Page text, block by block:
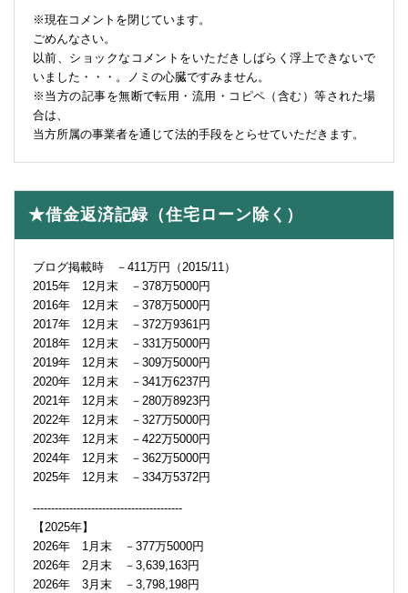
※現在コメントを閉じています。
ごめんなさい。
以前、ショックなコメントをいただきしばらく浮上できないで
いました・・・。ノミの心臓ですみません。
※当方の記事を無断で転用・流用・コピペ（含む）等された場
合は、
当方所属の事業者を通じて法的手段をとらせていただきます。
★借金返済記録（住宅ローン除く）
ブログ掲載時 －411万円（2015/11）
2015年 12月末 －378万5000円
2016年 12月末 －378万5000円
2017年 12月末 －372万9361円
2018年 12月末 －331万5000円
2019年 12月末 －309万5000円
2020年 12月末 －341万6237円
2021年 12月末 －280万8923円
2022年 12月末 －327万5000円
2023年 12月末 －422万5000円
2024年 12月末 －362万5000円
2025年 12月末 －334万5372円
-----------------------------------------
【2025年】
2026年 1月末 －377万5000円
2026年 2月末 －3,639,163円
2026年 3月末 －3,798,198円